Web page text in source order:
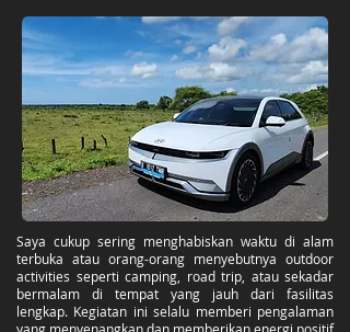
Saya cukup sering menghabiskan waktu di alam
terbuka atau orang-orang menyebutnya outdoor
activities seperti camping, road trip, atau sekadar
bermalam di tempat yang jauh dari fasilitas
lengkap. Kegiatan ini selalu memberi pengalaman